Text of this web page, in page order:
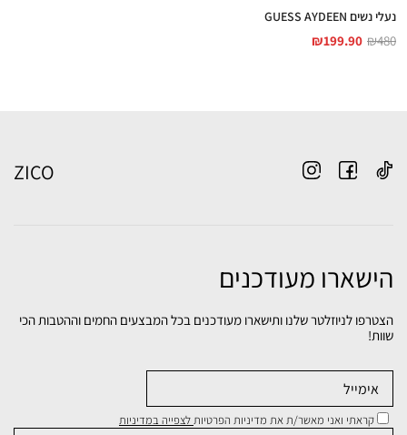
נעלי נשים GUESS AYDEEN
₪480
₪199.90
ZICO
הישארו מעודכנים
הצטרפו לניוזלטר שלנו ותישארו מעודכנים בכל המבצעים החמים וההטבות הכי
שוות!
קראתי ואני מאשר/ת את מדיניות הפרטיותלצפייה במדיניות